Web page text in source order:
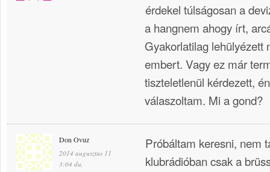
érdekel túlságosan a
a hangnem ahogy írt,
Gyakorlatilag lehülyézett
embert. Vagy ez már
tiszteletlenül kérdezett,
válaszoltam. Mi a gond?
Don Ovuz
2014 augusztus 11
3:04 du.
Próbáltam keresni, nem
klubrádióban csak a